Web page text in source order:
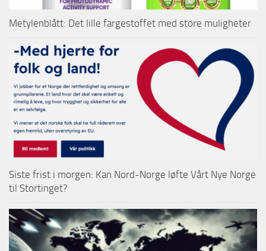
Metylenblått: Det lille fargestoffet med store muligheter
Siste frist i morgen: Kan Nord-Norge løfte Vårt Nye Norge
til Stortinget?